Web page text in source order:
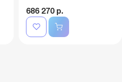
686 270 р.